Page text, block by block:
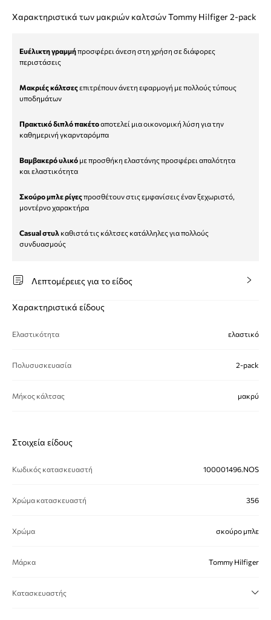
Χαρακτηριστικά των μακριών καλτσών Tommy Hilfiger 2-pack
Ευέλικτη γραμμήπροσφέρει άνεση στη χρήση σε διάφορες
περιστάσεις
Μακριές κάλτσεςεπιτρέπουν άνετη εφαρμογή με πολλούς τύπους
υποδημάτων
Πρακτικό διπλό πακέτοαποτελεί μια οικονομική λύση για την
καθημερινή γκαρνταρόμπα
Βαμβακερό υλικό με προσθήκη ελαστάνης προσφέρει απαλότητα
και ελαστικότητα
Σκούρο μπλε ρίγεςπροσθέτουν στις εμφανίσεις έναν ξεχωριστό,
μοντέρνο χαρακτήρα
Casual στυλ καθιστά τις κάλτσες κατάλληλες για πολλούς
συνδυασμούς
Λεπτομέρειες για το είδος
Χαρακτηριστικά είδους
Ελαστικότητα ελαστικό
Πολυσυσκευασία 2-pack
Μήκος κάλτσας μακρύ
Στοιχεία είδους
Κωδικός κατασκευαστή 100001496.NOS
Χρώμα κατασκευαστή 356
Χρώμα σκούρο μπλε
Μάρκα Tommy Hilfiger
Κατασκευαστής